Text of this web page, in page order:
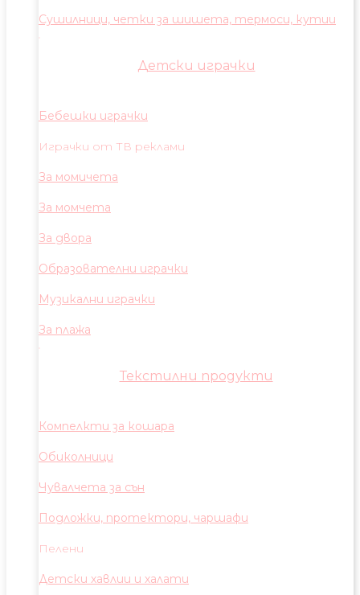
Сушилници, четки за шишета, термоси, кутии
Детски играчки
Бебешки играчки
Играчки от ТВ реклами
За момичета
За момчета
За двора
Образователни играчки
Музикални играчки
За плажа
Текстилни продукти
Компелкти за кошара
Обиколници
Чувалчета за сън
Подложки, протектори, чаршафи
Пелени
Детски хавлии и халати